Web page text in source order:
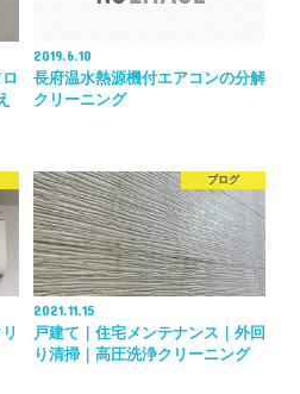
2019.6.10
長府温水熱源機付エアコンの分解
クリーニング
ブログ
2021.11.15
戸建て｜住宅メンテナンス｜外回
り清掃｜高圧洗浄クリーニング